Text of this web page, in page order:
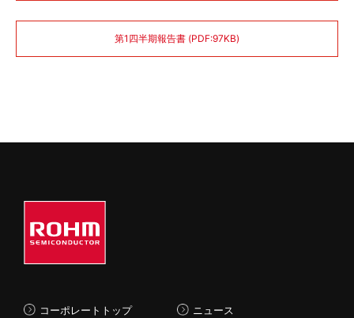
第1四半期報告書 (PDF:97KB)
コーポレートトップ ニュース